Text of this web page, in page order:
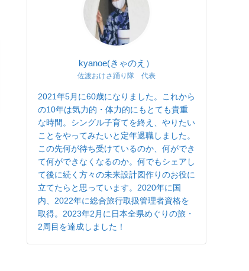
kyanoe(きゃのえ）
佐渡おけさ踊り隊 代表
2021年5月に60歳になりました。これから
の10年は気力的・体力的にもとても貴重
な時間。シングル子育てを終え、やりたい
ことをやってみたいと定年退職しました。
この先何が待ち受けているのか、何ができ
て何ができなくなるのか。何でもシェアし
て後に続く方々の未来設計図作りのお役に
立てたらと思っています。2020年に国
内、2022年に総合旅行取扱管理者資格を
取得。2023年2月に日本全県めぐりの旅・
2周目を達成しました！